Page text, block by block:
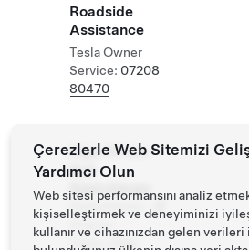
Roadside
Assistance
Tesla Owner
Service: 07208
80470
Diğer EV'lere
Açık
Supercharger
Desteklenen
Araçlar:
Tesla, Diğer
Çerezlerle Web Sitemizi
Yardımcı Olun
Web sitesi performansını analiz
kişiselleştirmek ve deneyiminizi
kullanır ve cihazınızdan gelen verileri